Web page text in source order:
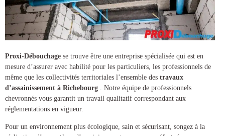
Proxi-Débouchage se trouve être une entreprise spécialisée qui est en
mesure d’assurer avec habilité pour les particuliers, les professionnels de
même que les collectivités territoriales l’ensemble des travaux
d’assainissement à Richebourg
. Notre équipe de professionnels
chevronnés vous garantit un travail qualitatif correspondant aux
réglementations en vigueur.
Pour un environnement plus écologique, sain et sécurisant, songez à la